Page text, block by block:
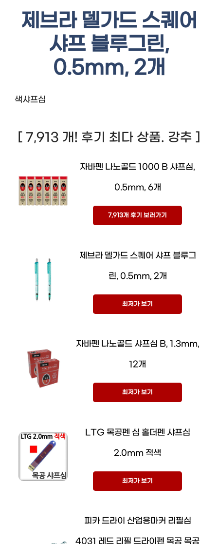
제브라 델가드 스퀘어
샤프 블루그린,
0.5mm, 2개
색샤프심
[ 7,913 개! 후기 최다 상품. 강추 ]
자바펜 나노골드 1000 B 샤프심,
0.5mm, 6개
7,913개 후기 보러가기
제브라 델가드 스퀘어 샤프 블루그
린, 0.5mm, 2개
최저가 보기
자바펜 나노골드 샤프심 B, 1.3mm,
12개
최저가 보기
LTG 목공펜 심 홀더펜 샤프심
2.0mm 적색
최저가 보기
피카 드라이 산업용마커 리필심
4031 레드 리필 드라이펜 목공 목공